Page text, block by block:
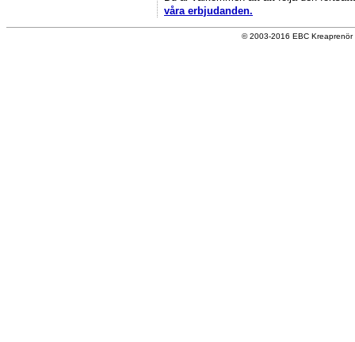
våra erbjudanden.
© 2003-2016 EBC Kreaprenör